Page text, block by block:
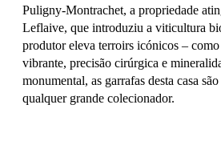
Puligny-Montrachet, a propriedade
Leflaive, que introduziu a viticultura
produtor eleva terroirs icónicos –
vibrante, precisão cirúrgica e
monumental, as garrafas desta casa
qualquer grande colecionador.